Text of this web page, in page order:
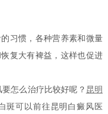
习惯，各种营养素和微量
复大有裨益，这样也促进
怎么治疗比较好呢？ 昆明
斑可以前往昆明白癜风医